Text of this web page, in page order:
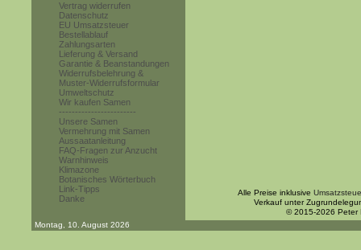
Vertrag widerrufen
Datenschutz
EU Umsatzsteuer
Bestellablauf
Zahlungsarten
Lieferung & Versand
Garantie & Beanstandungen
Widerrufsbelehrung &
Muster-Widerrufsformular
Umweltschutz
Wir kaufen Samen
------------------------
Unsere Samen
Vermehrung mit Samen
Aussaatanleitung
FAQ-Fragen zur Anzucht
Warnhinweis
Klimazone
Botanisches Wörterbuch
Link-Tipps
Danke
Alle Preise inklusive
Verkauf unter
© 2015-2026 Peter
Montag, 10. August 2026